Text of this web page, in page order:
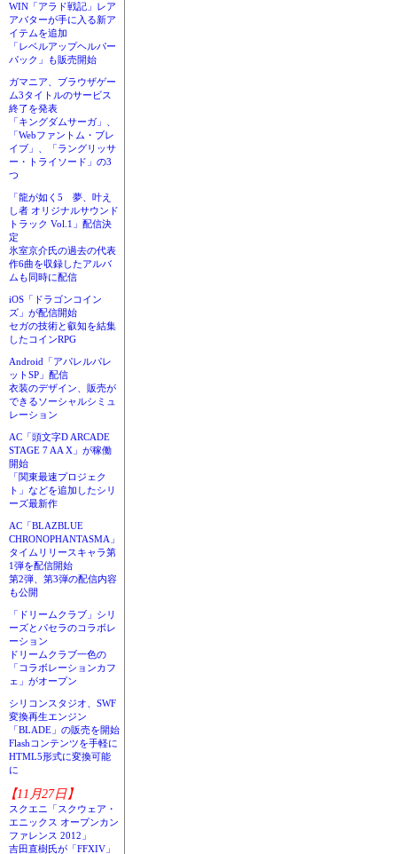
WIN「アラド戦記」レア
アバターが手に入る新ア
イテムを追加
「レベルアップヘルパー
パック」も販売開始
ガマニア、ブラウザゲー
ム3タイトルのサービス
終了を発表
「キングダムサーガ」、
「Webファントム・ブレ
イブ」、「ラングリッサ
ー・トライソード」の3
つ
「龍が如く5 夢、叶え
し者 オリジナルサウンド
トラック Vol.1」配信決
定
氷室京介氏の過去の代表
作6曲を収録したアルバ
ムも同時に配信
iOS「ドラゴンコイン
ズ」が配信開始
セガの技術と叡知を結集
したコインRPG
Android「アパレルパレ
ットSP」配信
衣装のデザイン、販売が
できるソーシャルシミュ
レーション
AC「頭文字D ARCADE
STAGE 7 AA X」が稼働
開始
「関東最速プロジェク
ト」などを追加したシリ
ーズ最新作
AC「BLAZBLUE
CHRONOPHANTASMA」
タイムリリースキャラ第
1弾を配信開始
第2弾、第3弾の配信内容
も公開
「ドリームクラブ」シリ
ーズとパセラのコラボレ
ーション
ドリームクラブ一色の
「コラボレーションカフ
ェ」がオープン
シリコンスタジオ、SWF
変換再生エンジン
「BLADE」の販売を開始
Flashコンテンツを手軽に
HTML5形式に変換可能
に
【11月27日】
スクエニ「スクウェア・
エニックス オープンカン
ファレンス 2012」
吉田直樹氏が「FFXIV」